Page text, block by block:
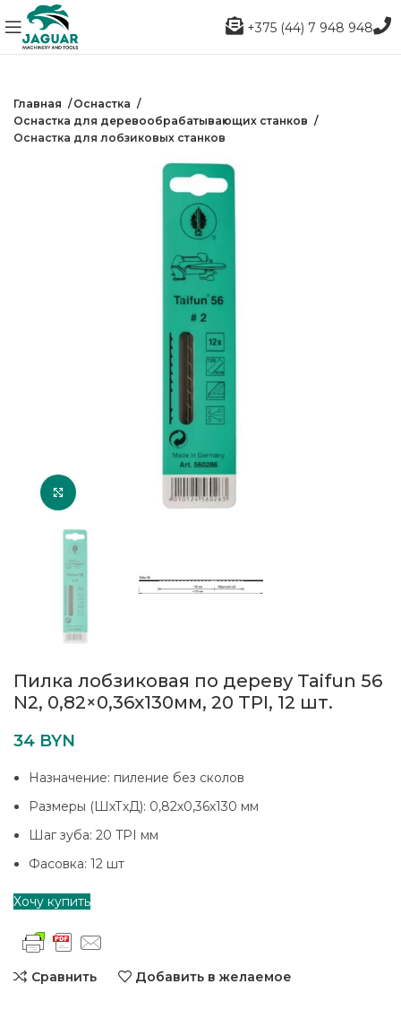
+375 (44) 7 948 948
Главная
Оснастка
Оснастка для деревообрабатывающих станков
Оснастка для лобзиковых станков
Пилка лобзиковая по дереву Taifun 56
N2, 0,82×0,36х130мм, 20 TPI, 12 шт.
34 BYN
Назначение: пиление без сколов
Размеры (ШхТхД): 0,82х0,36х130 мм
Шаг зуба: 20 TPI мм
Фасовка: 12 шт
Хочу купить
Сравнить Добавить в желаемое